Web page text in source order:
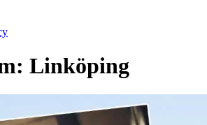
Linköping